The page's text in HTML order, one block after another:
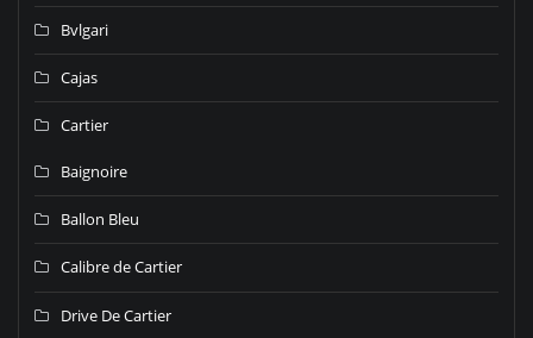
Bvlgari
Cajas
Cartier
Baignoire
Ballon Bleu
Calibre de Cartier
Drive De Cartier